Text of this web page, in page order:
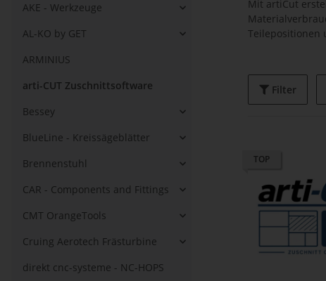
Mit artiCut
Teilepositionen
Filter
TOP
AKE - Werkzeuge
AL-KO by GET
ARMINIUS
arti-CUT Zuschnittsoftware
Bessey
BlueLine - Kreissägeblätter
Brennenstuhl
CAR - Components and Fittings
CMT OrangeTools
Cruing Aerotech Frästurbine
direkt cnc-systeme - NC-HOPS